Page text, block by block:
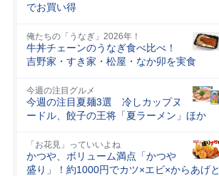
でお買い得
俺たちの「うなぎ」2026年！
牛丼チェーンのうなぎ食べ比べ！
吉野家・すき家・松屋・なか卯を実食
今週の注目グルメ
今週の注目夏麺3選 冷しカップヌ
ードル、餃子の王将「夏ラーメン」ほか
「お花見」っていいよね
かつや、ボリューム満点「かつや
盛り」！約1000円でカツ×エビ×からあげと